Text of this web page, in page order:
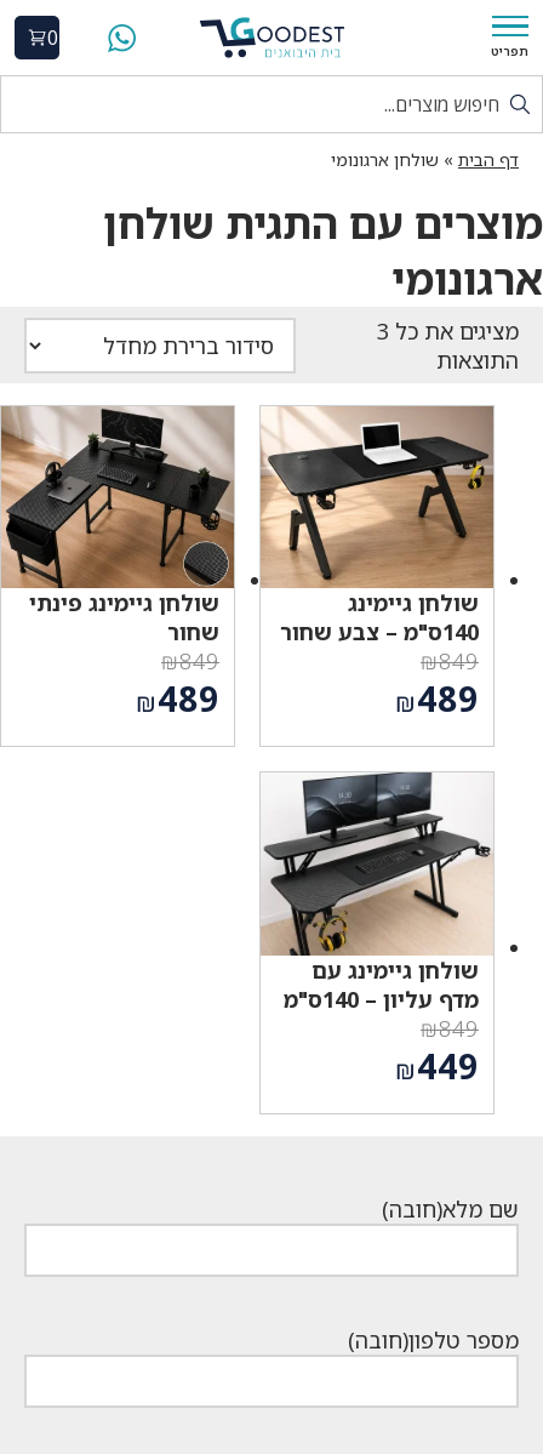
תפריט
0
דף הבית » שולחן ארגונומי
מוצרים עם התגית שולחן
ארגונומי
התוצאות
שולחן גיימינג
140ס"מ – צבע שחור
₪849
המחיר
המקורי
היה:
₪849.
₪489
הנוכחי
₪489.
שולחן גיימינג פינתי
שחור
₪849
המחיר
המקורי
היה:
₪489
שולחן גיימינג עם
מדף עליון – 140ס"מ
₪849
המחיר
המקורי
היה:
₪449
שם מלא(חובה)
מספר טלפון(חובה)